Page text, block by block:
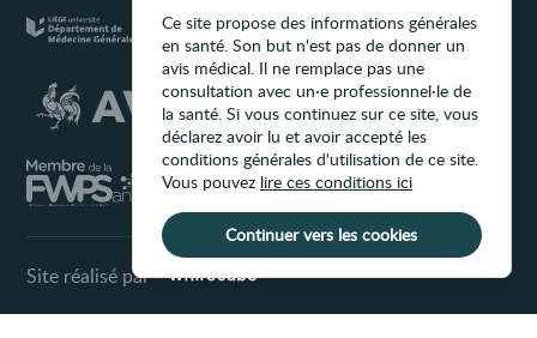
Site réalisé par
Ce site propose des informations générales
en santé. Son but n'est pas de donner un
avis médical. Il ne remplace pas une
consultation avec un·e professionnel·le de
la santé. Si vous continuez sur ce site, vous
déclarez avoir lu et avoir accepté les
conditions générales d'utilisation de ce site.
Vous pouvez lire ces conditions ici
Continuer vers les cookies